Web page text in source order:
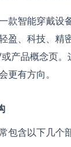
款智能穿戴设
盈、科技、精
产品概念页。
更有方向。
包含以下几个